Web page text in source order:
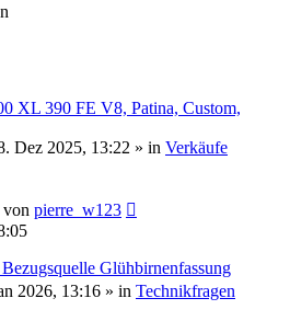
XL 390 FE V8, Patina, Custom,
Dez 2025, 13:22 » in Verkäufe
von pierre_w123
Glühbirnenfassung
2026, 13:16 » in Technikfragen